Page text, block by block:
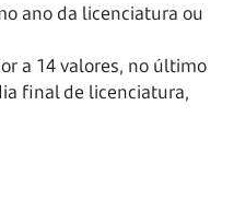
ano da licenciatura ou
a 14 valores, no último
final de licenciatura,